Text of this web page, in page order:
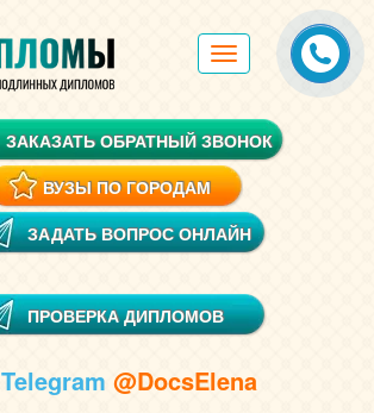
Toggle
navigation
ЗАКАЗАТЬ ОБРАТНЫЙ ЗВОНОК
ВУЗЫ ПО ГОРОДАМ
ЗАДАТЬ ВОПРОС ОНЛАЙН
ПРОВЕРКА ДИПЛОМОВ
Telegram @DocsElena